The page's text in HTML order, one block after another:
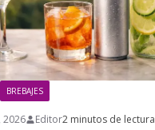
BREBAJES
2026 Editor2 minutos de lectura